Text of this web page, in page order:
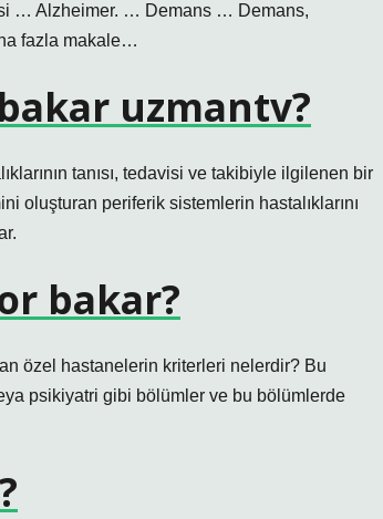
… Alzheimer. … Demans … Demans,
fazla makale…
uzmantv?
tanısı, tedavisi ve takibiyle ilgilenen bir
oluşturan periferik sistemlerin hastalıklarını
bakar?
özel hastanelerin kriterleri nelerdir? Bu
psikiyatri gibi bölümler ve bu bölümlerde